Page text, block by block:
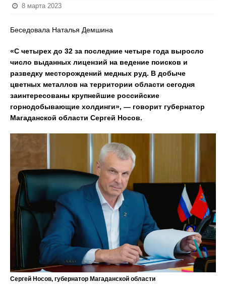
8 марта 2023
Беседовала Наталья Демшина
«С четырех до 32 за последние четыре года выросло
число выданных лицензий на ведение поисков и
разведку месторождений медных руд. В добыче
цветных металлов на территории области сегодня
заинтересованы крупнейшие российские
горнодобывающие холдинги», — говорит губернатор
Магаданской области Сергей Носов.
Сергей Носов, губернатор Магаданской области